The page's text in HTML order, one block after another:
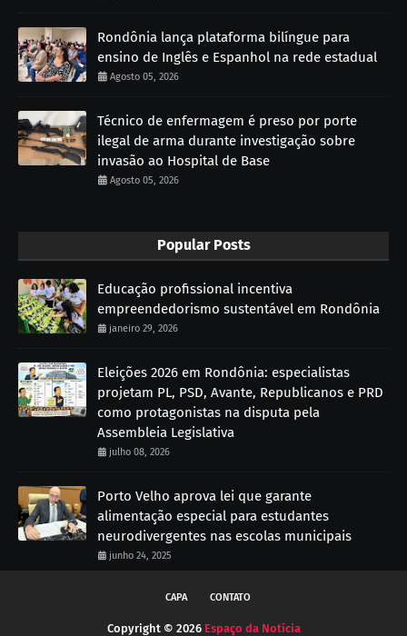
Rondônia lança plataforma bilíngue para
ensino de Inglês e Espanhol na rede estadual
Agosto 05, 2026
Técnico de enfermagem é preso por porte
ilegal de arma durante investigação sobre
invasão ao Hospital de Base
Agosto 05, 2026
Popular Posts
Educação profissional incentiva
empreendedorismo sustentável em Rondônia
janeiro 29, 2026
Eleições 2026 em Rondônia: especialistas
projetam PL, PSD, Avante, Republicanos e PRD
como protagonistas na disputa pela
Assembleia Legislativa
julho 08, 2026
Porto Velho aprova lei que garante
alimentação especial para estudantes
neurodivergentes nas escolas municipais
junho 24, 2025
CAPA CONTATO
Copyright © 2026 Espaço da Notícia